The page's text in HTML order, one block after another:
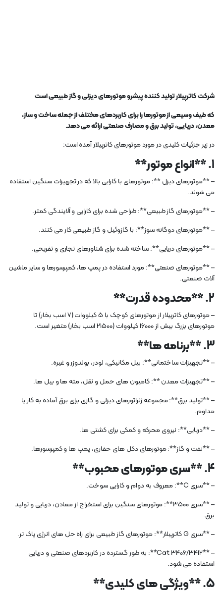
شرکت کاترپیلار تولید کننده پیشرو موتورهای دیزلی و گاز طبیعی است
که طیف وسیعی از موتورها را برای کاربردهای مختلف از جمله ساخت و ساز،
معدن، دریایی، تولید برق و مصارف صنعتی ارائه می دهد.
در زیر جزئیات کلیدی در مورد موتورهای کاترپیلار آمده است:
1. **انواع موتور**
– **موتورهای دیزل **: موتورهای با کارایی بالا که در تجهیزات سنگین استفاده
می شوند.
– **موتورهای گاز طبیعی**: طراحی شده برای کارایی و آلایندگی کمتر.
– **موتورهای دوگانه سوز**: با گازوئیل و گاز طبیعی کار می کنند.
– **موتورهای دریایی**: ساخته شده برای شناورهای تجاری و تفریحی.
– **موتورهای صنعتی**: مورد استفاده در پمپ ها، کمپرسورها و سایر ماشین
آلات صنعتی.
2. **محدوده قدرت**
– موتورهای کاترپیلار از موتورهای کوچک با 5 کیلووات (7 اسب بخار) تا
موتورهای بزرگ بیش از 16000 کیلووات (21500 اسب بخار) متغیر است.
3. **برنامه ها**
– **تجهیزات ساختمانی**: بیل مکانیکی، لودر، بولدوزر و غیره.
– **تجهیزات معدن **: کامیون های حمل و نقل، مته ها و بیل ها.
– **تولید برق**: مجموعه ژنراتورهای دیزلی و گازی برای برق آماده به کار یا
مداوم.
– **دریایی**: نیروی محرکه و کمکی برای کشتی ها.
– **نفت و گاز**: موتورهای دکل های حفاری، پمپ ها و کمپرسورها.
4. **سری موتورهای محبوب**
– **سری C**: معروف به دوام و کارایی سوخت.
– **سری 3500**: موتورهای سنگین برای استخراج از معادن، دریایی و تولید
برق.
– **سری G کاترپیلار**: موتورهای گاز طبیعی برای راه حل های انرژی پاک تر.
– **Cat 3406/3412**: به طور گسترده در کاربردهای صنعتی و دریایی
استفاده می شود.
5. **ویژگی های کلیدی**